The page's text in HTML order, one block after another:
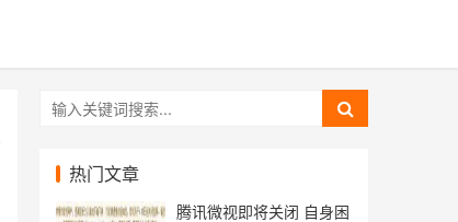
热门文章
腾讯微视即将关闭 自身困